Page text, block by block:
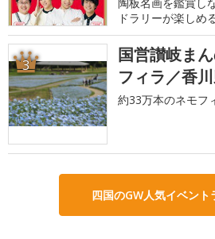
ドラリーが楽しめ
3
国営讃岐ま
フィラ／香
約33万本のネモフ
四国のGW人気イベント